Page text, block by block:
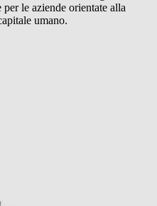
le aziende orientate alla
umano.